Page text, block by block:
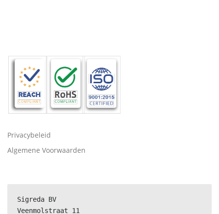
Privacybeleid
Algemene Voorwaarden
Sigreda BV
Veenmolstraat 11